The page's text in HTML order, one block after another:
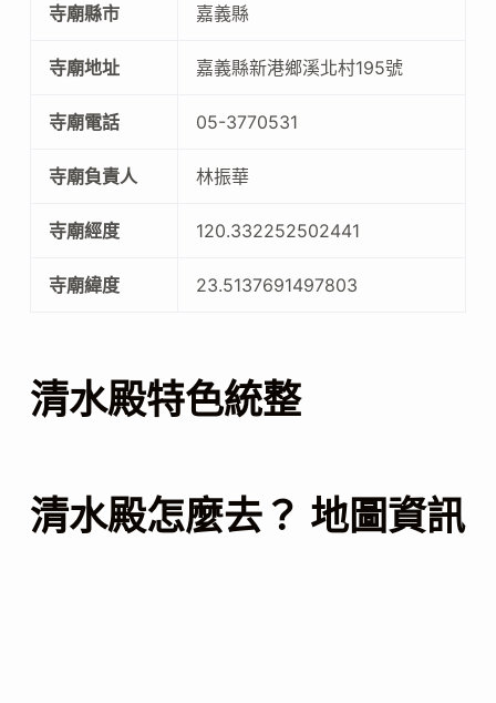
寺廟縣市 嘉義縣
寺廟地址 嘉義縣新港鄉溪北村195號
寺廟電話 05-3770531
寺廟負責人 林振華
寺廟經度 120.332252502441
寺廟緯度 23.5137691497803
清水殿特色統整
清水殿怎麼去？ 地圖資訊